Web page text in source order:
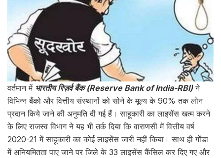
वर्तमान में भारतीय रिज़र्व बैंक (Reserve Bank of India-RBI)ने
विभिन्न बैंको और वित्तीय संस्थानों को सोने के मूल्य के 90% तक लोन
प्रदान किये जाने की अनुमति दी गई हैं। साहूकारी का लाइसेंस खत्म करने
के लिए राजस्व विभाग ने यह भी तर्क दिया कि वाराणसी में वित्तीय वर्ष
2020-21 में साहूकारी का कोई लाइसेंस जारी नहीं किया। साथ ही गोंडा
में अनियमितता पाए जाने पर जिले के 33 लाइसेंस कैंसिल कर दिए गए और